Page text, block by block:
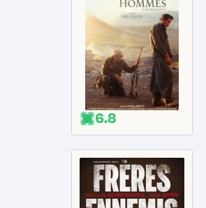
6.8